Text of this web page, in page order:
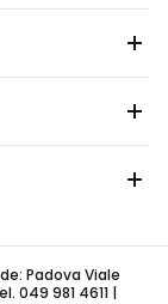
Padova Viale
049 981 4611 |